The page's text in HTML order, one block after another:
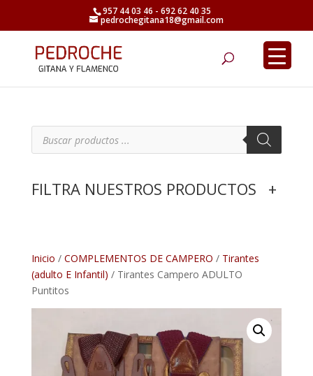
957 44 03 46 - 692 62 40 35
pedrochegitana18@gmail.com
Inicio / COMPLEMENTOS DE CAMPERO / Tirantes
(adulto E Infantil) / Tirantes Campero ADULTO
Puntitos
B
d
a
d
u
c
t
o
s
FILTRA NUESTROS PRODUCTOS +